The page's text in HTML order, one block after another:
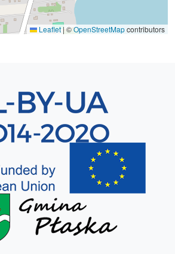
Leaflet|©OpenStreetMapcontributors